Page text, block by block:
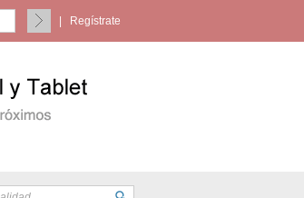
Regístrate